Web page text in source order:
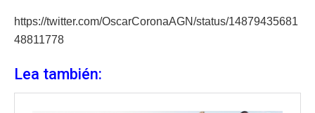
https://twitter.com/OscarCoronaAGN/status/14879435681
48811778
Lea también: